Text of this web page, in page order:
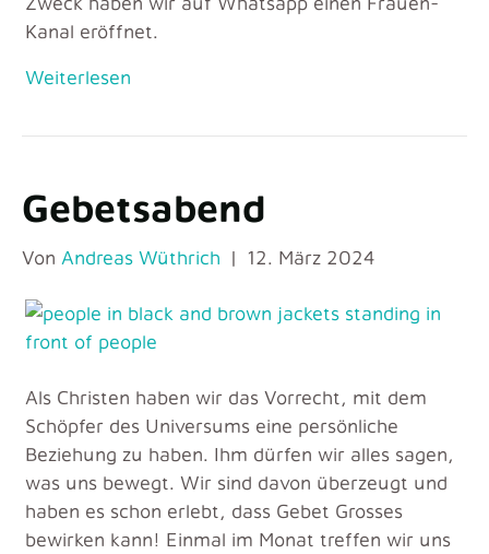
Kanal eröffnet.
Weiterlesen
Gebetsabend
Von Andreas Wüthrich | 12. März 2024
Als Christen haben wir das Vorrecht, mit dem
Schöpfer des Universums eine persönliche
Beziehung zu haben. Ihm dürfen wir alles sagen,
was uns bewegt. Wir sind davon überzeugt und
haben es schon erlebt, dass Gebet Grosses
bewirken kann! Einmal im Monat treffen wir uns